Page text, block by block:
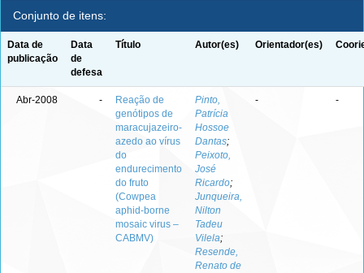
Conjunto de itens:
Data de
publicação
Data
de
defesa
Título Autor(es) Orientador(es)
Abr-2008 -
Reação de
genótipos de
maracujazeiro-
azedo ao vírus
do
endurecimento
do fruto
(Cowpea
aphid-borne
mosaic virus –
CABMV)
Pinto,
Patrícia
Hossoe
Dantas;
Peixoto,
José
Ricardo;
Junqueira,
Nilton
Tadeu
Vilela;
Resende,
Renato de
- -